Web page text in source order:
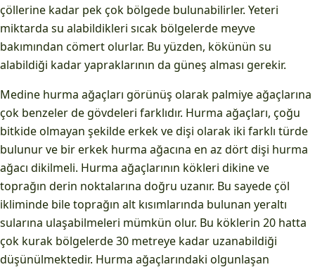
çöllerine kadar pek çok bölgede bulunabilirler. Yeteri
miktarda su alabildikleri sıcak bölgelerde meyve
bakımından cömert olurlar. Bu yüzden, kökünün su
alabildiği kadar yapraklarının da güneş alması gerekir.
Medine hurma ağaçları görünüş olarak palmiye ağaçlarına
çok benzeler de gövdeleri farklıdır. Hurma ağaçları, çoğu
bitkide olmayan şekilde erkek ve dişi olarak iki farklı türde
bulunur ve bir erkek hurma ağacına en az dört dişi hurma
ağacı dikilmeli. Hurma ağaçlarının kökleri dikine ve
toprağın derin noktalarına doğru uzanır. Bu sayede çöl
ikliminde bile toprağın alt kısımlarında bulunan yeraltı
sularına ulaşabilmeleri mümkün olur. Bu köklerin 20 hatta
çok kurak bölgelerde 30 metreye kadar uzanabildiği
düşünülmektedir. Hurma ağaçlarındaki olgunlaşan